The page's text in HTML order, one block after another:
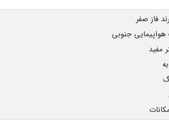
فاز صفر
جنوبی